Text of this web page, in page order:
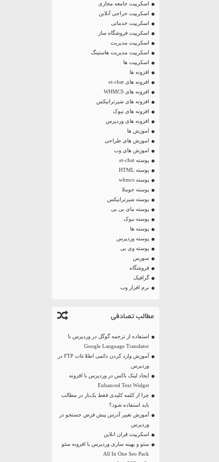
اسکریپت جامعه مجازی
اسکریپت حراجی آنلاین
اسکریپت خدماتی
اسکریپت فروشگاه ساز
اسکریپت مدیریت
اسکریپت مدیریت هاستینگ
اسکریپت ها
افزونه ها
افزونه های et-chat
افزونه های WHMCS
افزونه های شیرترانیکس
افزونه های نیوک
افزونه های وردپرس
اموزش ها
اموزش های طراحی
اموزش های وب
پوسته et-chat
پوسته HTML
پوسته whmcs
پوسته جوملا
پوسته شیرترانیکس
پوسته مای بی بی
پوسته نیوک
پوسته ها
پوسته وردپرس
پوسته وی بی
سورس
فروشگاه
گرافیک
نرم افزار وب
مطالب تصادفی
استفاده از ترجمه گوگل در وردپرس با
Google Language Translator
آموزش وارد کردن دائمی اطلاعات FTP در
وردپرس
ایجاد لینک باکس در وردپرس با افزونه
Enhanced Text Widget
چرا از کلمه کلیدی فقط یک‌بار در مطالب
باید استفاده شود؟
آموزش تغییر آدرس پیش فرض جستجو در
وردپرس
اسکریپت قران انلاین
سئو و بهینه سازی وردپرس با افزونه سئو
All In One Seo Pack